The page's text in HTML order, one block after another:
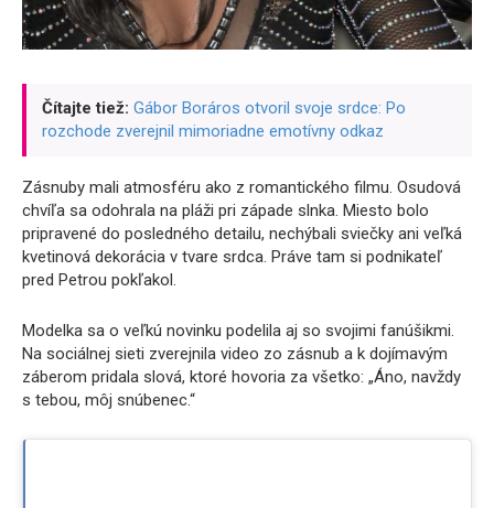
Čítajte tiež: Gábor Boráros otvoril svoje srdce: Po
rozchode zverejnil mimoriadne emotívny odkaz
Zásnuby mali atmosféru ako z romantického filmu. Osudová
chvíľa sa odohrala na pláži pri západe slnka. Miesto bolo
pripravené do posledného detailu, nechýbali sviečky ani veľká
kvetinová dekorácia v tvare srdca. Práve tam si podnikateľ
pred Petrou pokľakol.
Modelka sa o veľkú novinku podelila aj so svojimi fanúšikmi.
Na sociálnej sieti zverejnila video zo zásnub a k dojímavým
záberom pridala slová, ktoré hovoria za všetko: „Áno, navždy
s tebou, môj snúbenec.“